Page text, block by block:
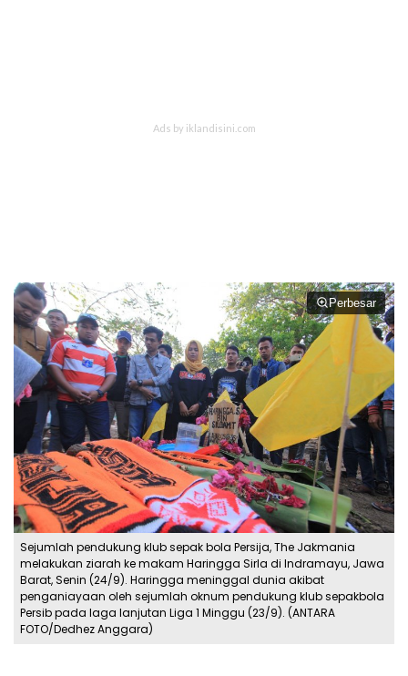
Perbesar
Sejumlah pendukung klub sepak bola Persija, The Jakmania
melakukan ziarah ke makam Haringga Sirla di Indramayu, Jawa
Barat, Senin (24/9). Haringga meninggal dunia akibat
penganiayaan oleh sejumlah oknum pendukung klub sepakbola
Persib pada laga lanjutan Liga 1 Minggu (23/9). (ANTARA
FOTO/Dedhez Anggara)